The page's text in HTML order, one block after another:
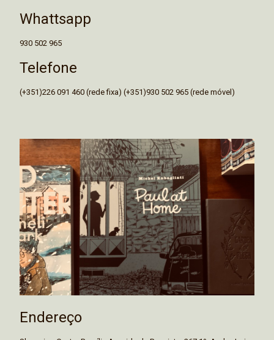
Whattsapp
930 502 965
Telefone
(+351)226 091 460 (rede fixa) (+351)930 502 965 (rede móvel)
Endereço